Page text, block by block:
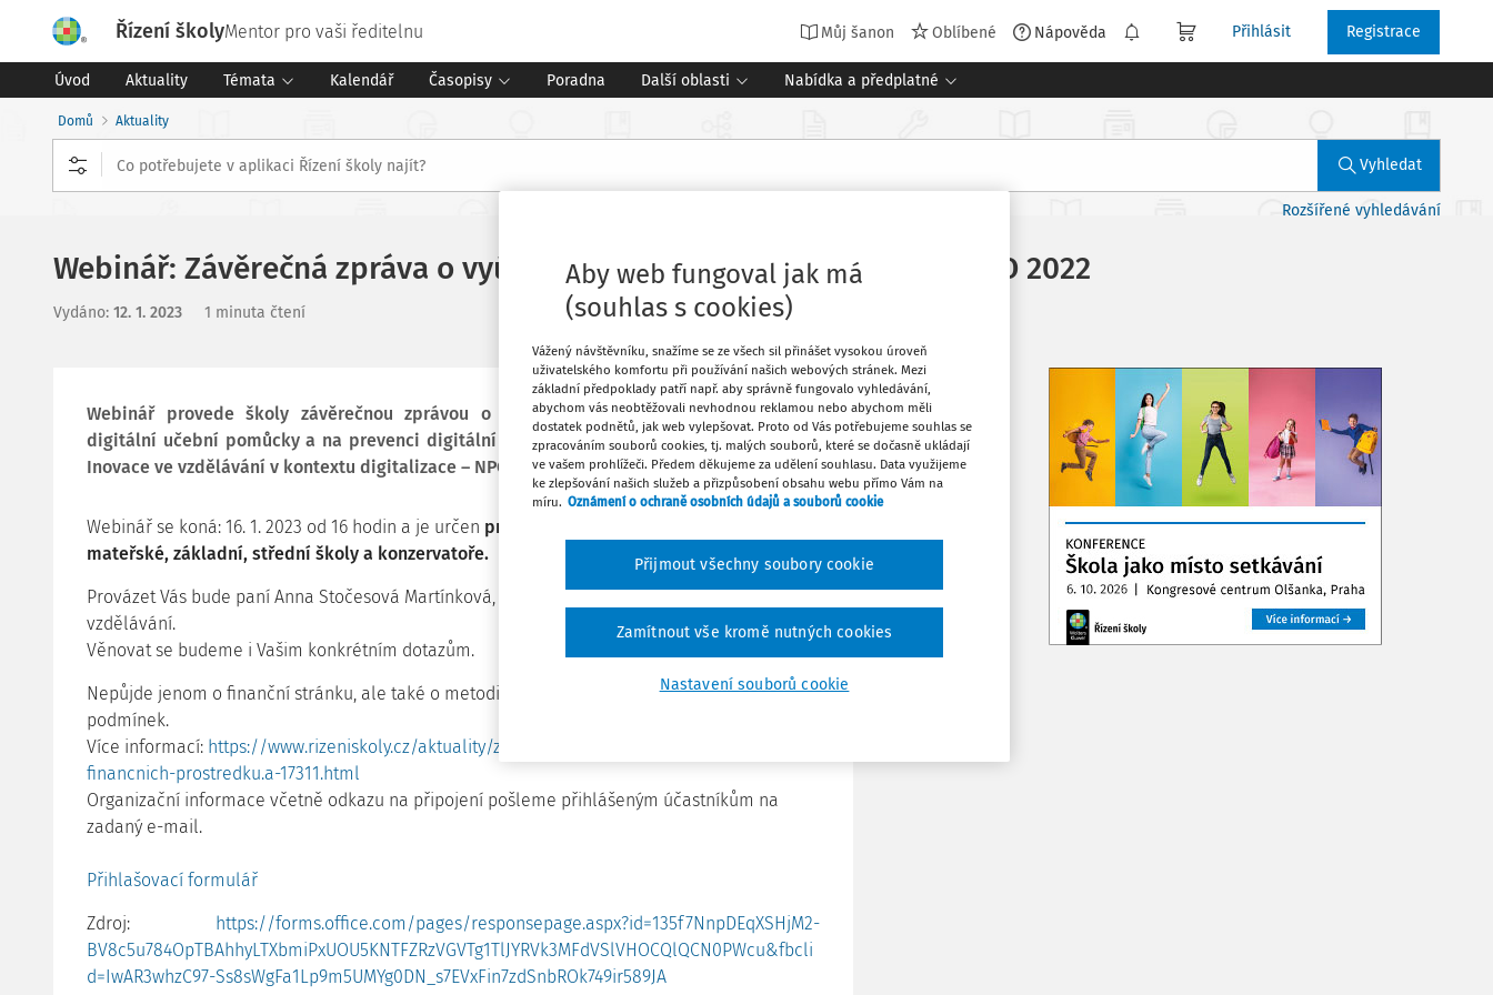
Řízení školyMentor pro vaši ředitelnu Můj šanon Oblíbené Nápověda Přihlásit Registrace
Úvod Aktuality Témata Kalendář Časopisy Poradna Další oblasti Nabídka a předplatné
Domů Aktuality
Vyhledat
Rozšířené vyhledávání
Webinář: Závěrečná zpráva o vyúčtování finančních prostředků - NPO 2022
Vydáno: 12. 1. 2023 1 minuta čtení
Webinář provede školy závěrečnou zprávou o vyúčtování finančních prostředků na
digitální učební pomůcky a na prevenci digitální propasti z prostředků Komponenty 3.1
Inovace ve vzdělávání v kontextu digitalizace – NPO 2022.
Webinář se koná: 16. 1. 2023 od 16 hodin a je určen pro soukromé, církevní i veřejné
mateřské, základní, střední školy a konzervatoře.
Provázet Vás bude paní Anna Stočesová Martínková, vedoucí oddělení podpory digitálního
vzdělávání.
Věnovat se budeme i Vašim konkrétním dotazům.
Nepůjde jenom o finanční stránku, ale také o metodickou podporu ke splnění účelu, kritérií a
podmínek.
Více informací: https://www.rizeniskoly.cz/aktuality/zaverecna-zprava-o-vyuctovani-
financnich-prostredku.a-17311.html
Organizační informace včetně odkazu na připojení pošleme přihlášeným účastníkům na
zadaný e-mail.
Přihlašovací formulář
Zdroj: https://forms.office.com/pages/responsepage.aspx?id=135f7NnpDEqXSHjM2-
BV8c5u784OpTBAhhyLTXbmiPxUOU5KNTFZRzVGVTg1TlJYRVk3MFdVSlVHOCQlQCN0PWcu&fbcli
d=IwAR3whzC97-Ss8sWgFa1Lp9m5UMYg0DN_s7EVxFin7zdSnbROk749ir589JA
Oblíbené
Stáhnout
Tisknout
Sdílet
Aby web fungoval jak má
(souhlas s cookies)
Vážený návštěvníku, snažíme se ze všech sil přinášet vysokou úroveň
uživatelského komfortu při používání našich webových stránek. Mezi
základní předpoklady patří např. aby správně fungovalo vyhledávání,
abychom vás neobtěžovali nevhodnou reklamou nebo abychom měli
dostatek podnětů, jak web vylepšovat. Proto od Vás potřebujeme souhlas se
zpracováním souborů cookies, tj. malých souborů, které se dočasně ukládají
ve vašem prohlížeči. Předem děkujeme za udělení souhlasu. Data využijeme
ke zlepšování našich služeb a přizpůsobení obsahu webu přímo Vám na
míru. Oznámení o ochraně osobních údajů a souborů cookie
Nastavení souborů cookie
Zamítnout vše kromě nutných cookies
Přijmout všechny soubory cookie